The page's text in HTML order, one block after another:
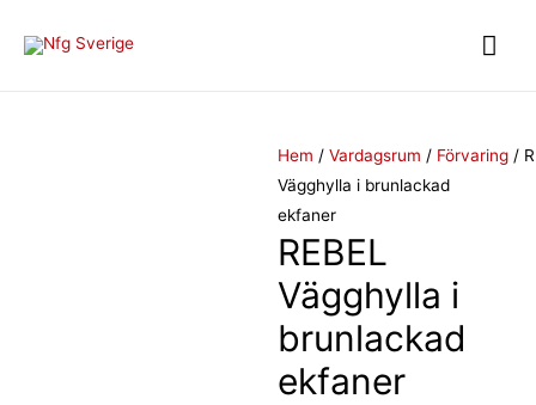
Hem /Vardagsrum / Förvaring /
Vägghylla i brunlackad
ekfaner
REBEL
Vägghylla i
brunlackad
ekfaner